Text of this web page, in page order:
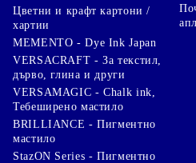
Цветни и крафт картони /
хартии
MEMENTO - Dye Ink Japan
VERSACRAFT - За текстил,
дърво, глина и други
VERSAMAGIC - Chalk ink,
Тебеширено мастило
BRILLIANCE - Пигментно
мастило
StazON Series - Пигментно